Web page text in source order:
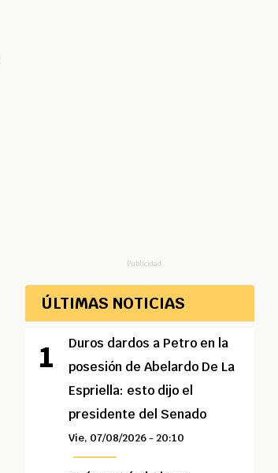
Publicidad
ÚLTIMAS NOTICIAS
Duros dardos a Petro en la
posesión de Abelardo De La
Espriella: esto dijo el
presidente del Senado
Vie, 07/08/2026 - 20:10